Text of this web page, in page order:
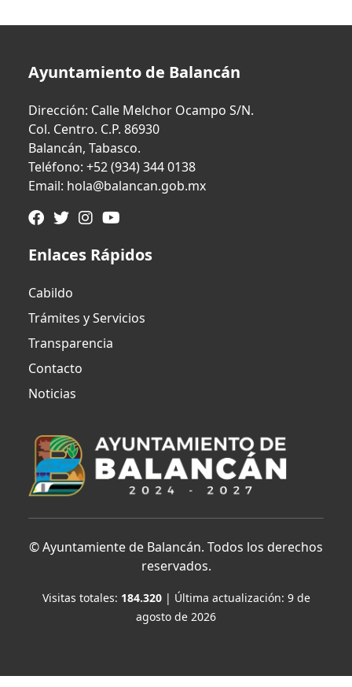
Ayuntamiento de Balancán
Dirección: Calle Melchor Ocampo S/N.
Col. Centro. C.P. 86930
Balancán, Tabasco.
Teléfono: +52 (934) 344 0138
Email: hola@balancan.gob.mx
Enlaces Rápidos
Cabildo
Trámites y Servicios
Transparencia
Contacto
Noticias
©Ayuntamiente de Balancán. Todos los derechos
reservados.
Visitas totales: 184.320| Última actualización: 9 de
agosto de 2026